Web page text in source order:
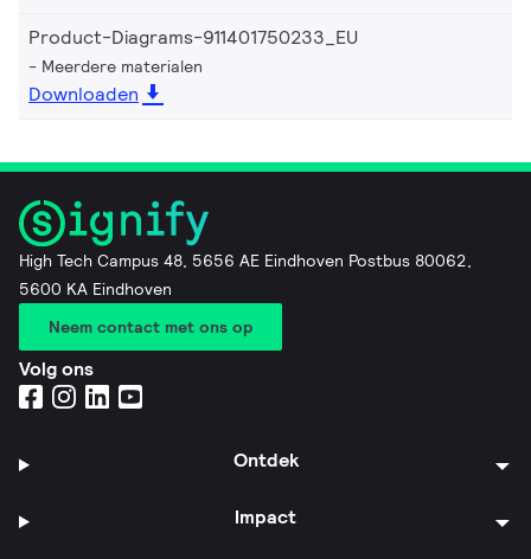
Product-Diagrams-911401750233_EU
Meerdere materialen
Downloaden
High Tech Campus 48, 5656 AE Eindhoven Postbus 80062,
5600 KA Eindhoven
Neem contact met ons op
Volg ons
Ontdek
Impact